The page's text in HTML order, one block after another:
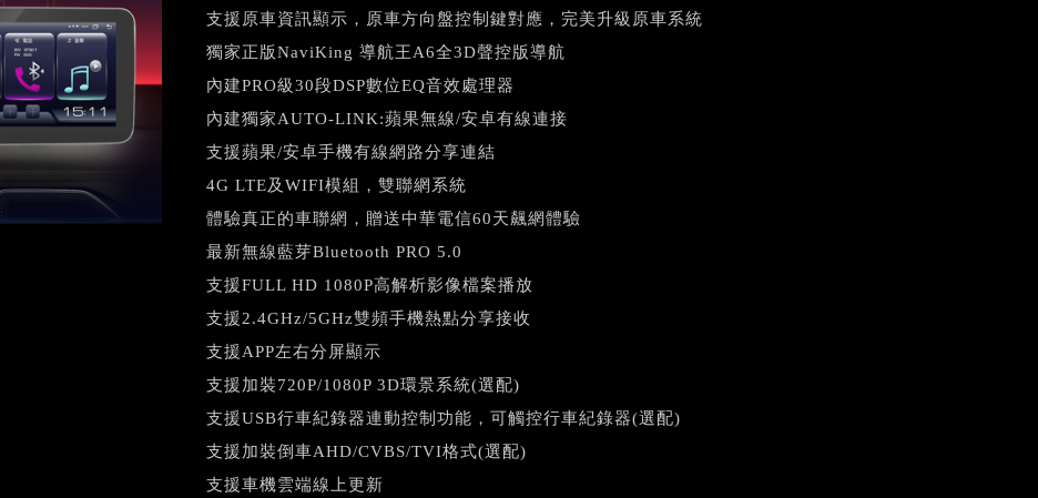
支援原車資訊顯示，原車方向盤控制鍵對應，完美升級原車系統
獨家正版NaviKing 導航王A6全3D聲控版導航
內建PRO級30段DSP數位EQ音效處理器
內建獨家AUTO-LINK:蘋果無線/安卓有線連接
支援蘋果/安卓手機有線網路分享連結
4G LTE及WIFI模組，雙聯網系統
體驗真正的車聯網，贈送中華電信60天飆網體驗
最新無線藍芽Bluetooth PRO 5.0
支援FULL HD 1080P高解析影像檔案播放
支援2.4GHz/5GHz雙頻手機熱點分享接收
支援APP左右分屏顯示
支援加裝720P/1080P 3D環景系統(選配)
支援USB行車紀錄器連動控制功能，可觸控行車紀錄器(選配)
支援加裝倒車AHD/CVBS/TVI格式(選配)
支援車機雲端線上更新